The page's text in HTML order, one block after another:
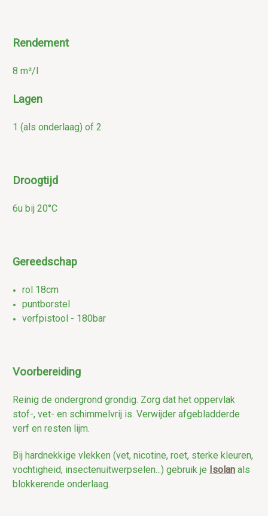
Rendement
8 m²/l
Lagen
1 (als onderlaag) of 2
Droogtijd
6u bij 20°C
Gereedschap
rol 18cm
puntborstel
verfpistool - 180bar
Voorbereiding
Reinig de ondergrond grondig. Zorg dat het oppervlak
stof-, vet- en schimmelvrij is. Verwijder afgebladderde
verf en resten lijm.
Bij hardnekkige vlekken (vet, nicotine, roet, sterke kleuren,
vochtigheid, insectenuitwerpselen...) gebruik je Isolan als
blokkerende onderlaag.